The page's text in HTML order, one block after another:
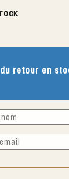
retour en